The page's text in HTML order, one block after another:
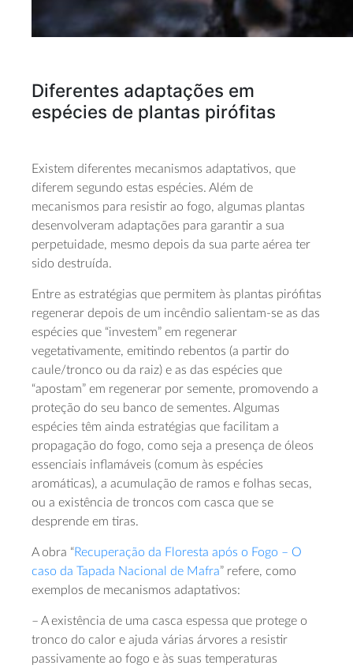
Diferentes adaptações em
espécies de plantas pirófitas
Existem diferentes mecanismos adaptativos, que
diferem segundo estas espécies. Além de
mecanismos para resistir ao fogo, algumas plantas
desenvolveram adaptações para garantir a sua
perpetuidade, mesmo depois da sua parte aérea ter
sido destruída.
Entre as estratégias que permitem às plantas pirófitas
regenerar depois de um incêndio salientam-se as das
espécies que “investem” em regenerar
vegetativamente, emitindo rebentos (a partir do
caule/tronco ou da raiz) e as das espécies que
“apostam” em regenerar por semente, promovendo a
proteção do seu banco de sementes. Algumas
espécies têm ainda estratégias que facilitam a
propagação do fogo, como seja a presença de óleos
essenciais inflamáveis (comum às espécies
aromáticas), a acumulação de ramos e folhas secas,
ou a existência de troncos com casca que se
desprende em tiras.
A obra “Recuperação da Floresta após o Fogo – O
caso da Tapada Nacional de Mafra” refere, como
exemplos de mecanismos adaptativos:
– A existência de uma casca espessa que protege o
tronco do calor e ajuda várias árvores a resistir
passivamente ao fogo e às suas temperaturas